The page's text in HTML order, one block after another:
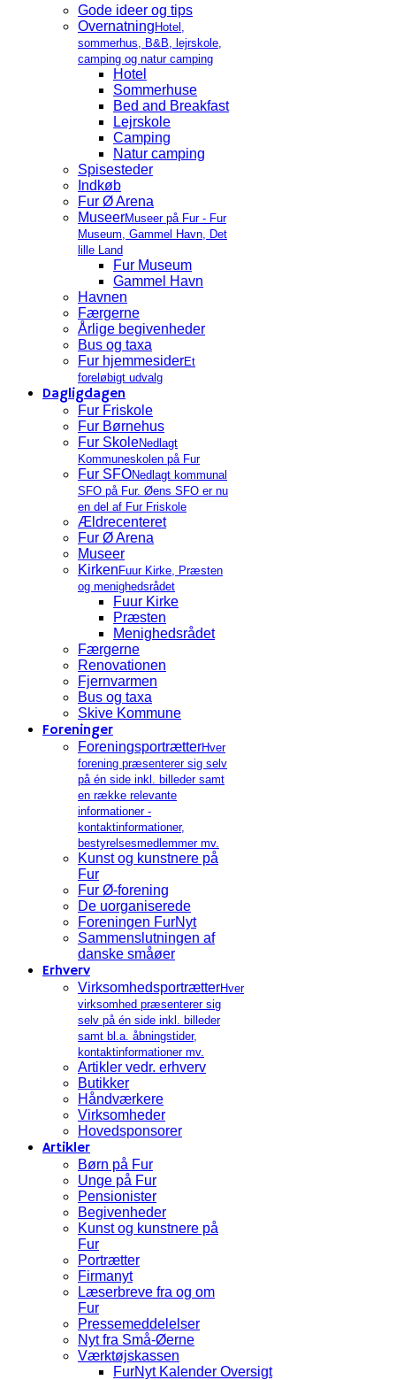
Gode ideer og tips
Overnatning Hotel,
sommerhus, B&B, lejrskole,
camping og natur camping
Hotel
Sommerhuse
Bed and Breakfast
Lejrskole
Camping
Natur camping
Spisesteder
Indkøb
Fur Ø Arena
MuseerMuseer på Fur - Fur
Museum, Gammel Havn, Det
lille Land
Fur Museum
Gammel Havn
Havnen
Færgerne
Årlige begivenheder
Bus og taxa
Fur hjemmesiderEt
foreløbigt udvalg
Dagligdagen
Fur Friskole
Fur Børnehus
Fur SkoleNedlagt
Kommuneskolen på Fur
Fur SFONedlagt kommunal
SFO på Fur. Øens SFO er nu
en del af Fur Friskole
Ældrecenteret
Fur Ø Arena
Museer
Kirken Fuur Kirke, Præsten
og menighedsrådet
Fuur Kirke
Præsten
Menighedsrådet
Færgerne
Renovationen
Fjernvarmen
Bus og taxa
Skive Kommune
Foreninger
ForeningsportrætterHver
forening præsenterer sig selv
på én side inkl. billeder samt
en række relevante
informationer -
kontaktinformationer,
bestyrelsesmedlemmer mv.
Kunst og kunstnere på
Fur
Fur Ø-forening
De uorganiserede
Foreningen FurNyt
Sammenslutningen af
danske småøer
Erhverv
VirksomhedsportrætterHver
virksomhed præsenterer sig
selv på én side inkl. billeder
samt bl.a. åbningstider,
kontaktinformationer mv.
Artikler vedr. erhverv
Butikker
Håndværkere
Virksomheder
Hovedsponsorer
Artikler
Børn på Fur
Unge på Fur
Pensionister
Begivenheder
Kunst og kunstnere på
Fur
Portrætter
Firmanyt
Læserbreve fra og om
Fur
Pressemeddelelser
Nyt fra Små-Øerne
Værktøjskassen
FurNyt Kalender Oversigt